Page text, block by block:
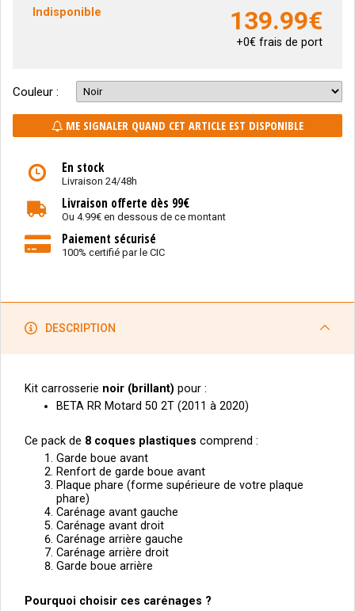
Indisponible 139.99€
+0€ frais de port
Couleur :
ME SIGNALER QUAND CET ARTICLE EST DISPONIBLE
En stock
Livraison 24/48h
Livraison offerte dès 99€
Ou 4.99€ en dessous de ce montant
Paiement sécurisé
100% certifié par le CIC
DESCRIPTION
Kit carrosserie noir (brillant) pour :
BETA RR Motard 50 2T (2011 à 2020)
Ce pack de 8 coques plastiques comprend :
Garde boue avant
Renfort de garde boue avant
Plaque phare (forme supérieure de votre plaque
phare)
Carénage avant gauche
Carénage avant droit
Carénage arrière gauche
Carénage arrière droit
Garde boue arrière
Pourquoi choisir ces carénages ?